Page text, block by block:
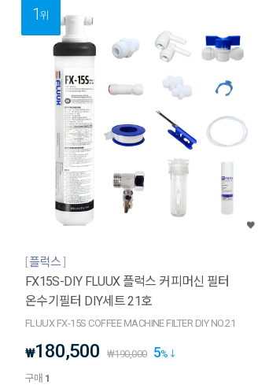
1위
플럭스
FX15S-DIY FLUUX 플럭스 커피머신 필터
온수기필터 DIY세트 21호
FLUUX FX-15S COFFEE MACHINE FILTER DIY NO.21
₩180,500 ₩190,000 5%
구매 1